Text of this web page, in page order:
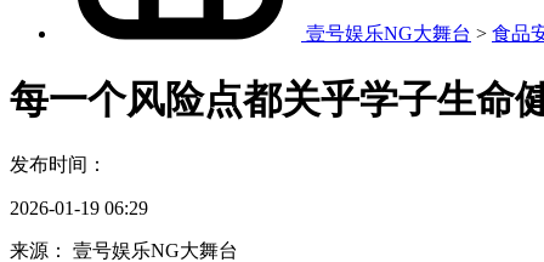
壹号娱乐NG大舞台 > 食品
每一个风险点都关乎学子生命
发布时间：
2026-01-19 06:29
来源： 壹号娱乐NG大舞台